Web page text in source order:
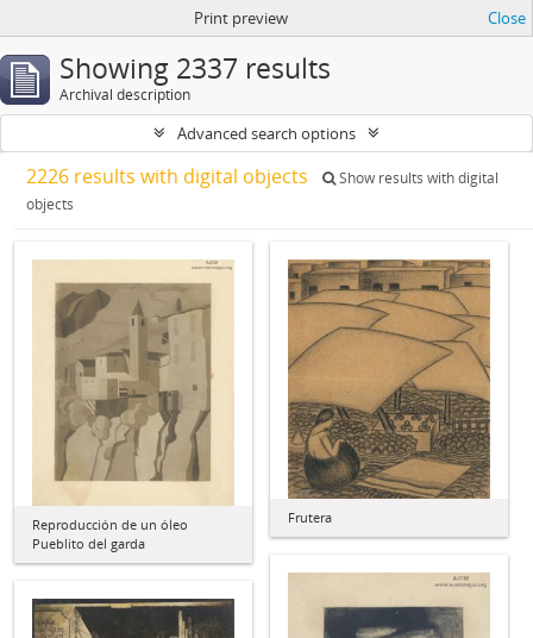
Print preview Close
Showing 2337 results
Archival description
Advanced search options
2226 results with digital objects
Show results with digital
objects
Reproducción de un óleo
Pueblito del garda
Frutera